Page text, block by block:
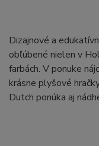
Dizajnové a
obľúbené nielen v
farbách. V ponuke
krásne plyšové
Dutch ponúka aj